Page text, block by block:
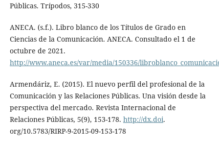
Públicas. Trípodos, 315-330
ANECA. (s.f.). Libro blanco de los Títulos de Grado en
Ciencias de la Comunicación. ANECA. Consultado el 1 de
octubre de 2021.
http://www.aneca.es/var/media/150336/
Armendáriz, E. (2015). El nuevo perfil del profesional de la
Comunicación y las Relaciones Públicas. Una visión desde la
perspectiva del mercado. Revista Internacional de
Relaciones Públicas, 5(9), 153-178. http://dx.doi.
org/10.5783/RIRP-9-2015-09-153-178